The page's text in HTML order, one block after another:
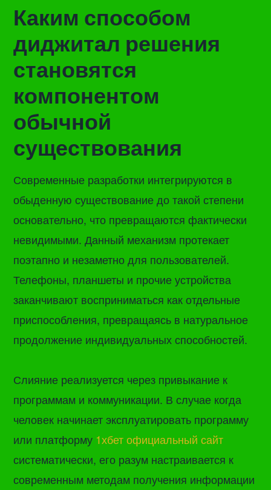
Каким способом
диджитал решения
становятся
компонентом
обычной
существования
Современные разработки интегрируются в
обыденную существование до такой степени
основательно, что превращаются фактически
невидимыми. Данный механизм протекает
поэтапно и незаметно для пользователей.
Телефоны, планшеты и прочие устройства
заканчивают восприниматься как отдельные
приспособления, превращаясь в натуральное
продолжение индивидуальных способностей.
Слияние реализуется через привыкание к
программам и коммуникации. В случае когда
человек начинает эксплуатировать программу
или платформу 1хбет официальный сайт
систематически, его разум настраивается к
современным методам получения информации